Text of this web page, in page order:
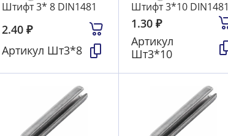
Штифт 3* 8 DIN1481
2.40 ₽
Артикул Шт3*8
Штифт 3*10 DIN1481
1.30 ₽
Артикул
Шт3*10